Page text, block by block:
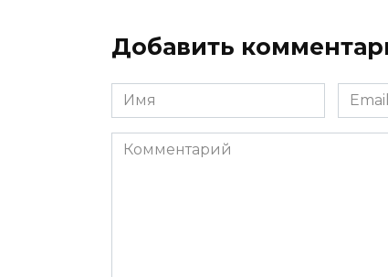
Добавить
Имя
*
Email
*
Комментарий